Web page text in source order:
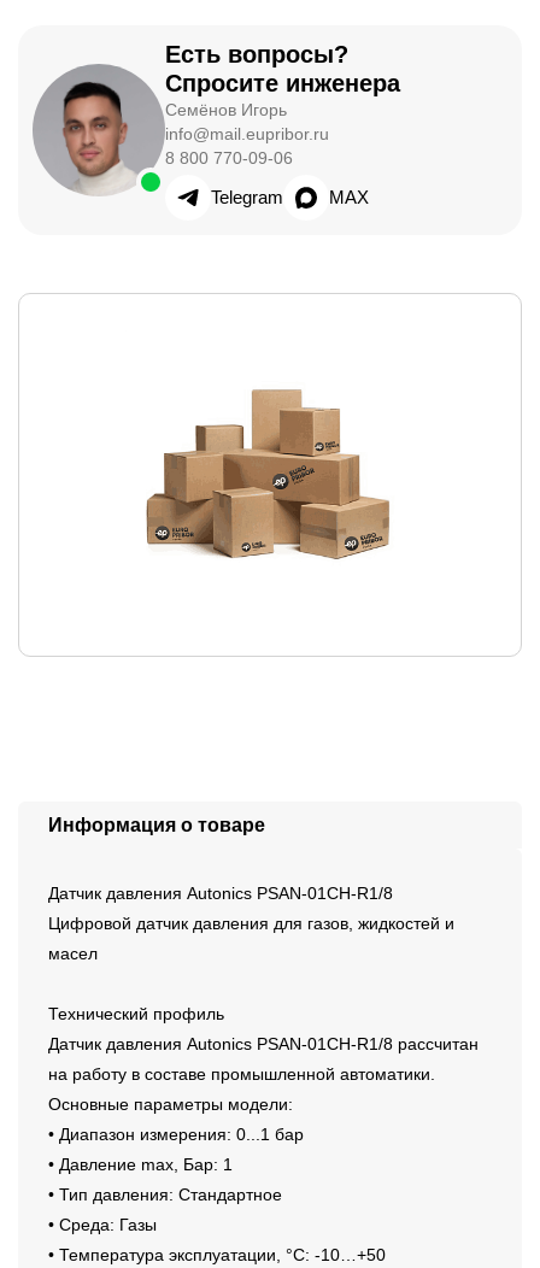
Есть вопросы?
Спросите инженера
Семёнов Игорь
info@mail.eupribor.ru
8 800 770-09-06
Telegram MAX
Информация о товаре
Датчик давления Autonics PSAN-01CH-R1/8
Цифровой датчик давления для газов, жидкостей и
масел
Технический профиль
Датчик давления Autonics PSAN-01CH-R1/8 рассчитан
на работу в составе промышленной автоматики.
Основные параметры модели:
• Диапазон измерения: 0...1 бар
• Давление max, Бар: 1
• Тип давления: Стандартное
• Среда: Газы
• Температура эксплуатации, °C: -10…+50